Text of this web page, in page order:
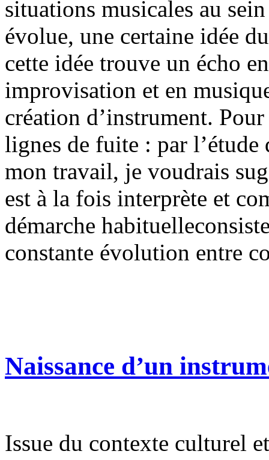
situations musicales au
évolue, une certaine idée
cette idée trouve un écho
improvisation et en
création d’instrument.
lignes de fuite : par l’étude
mon travail, je voudrais
est à la fois interprète et
démarche
constante évolution entre
Naissance d’un
Issue du contexte culturel